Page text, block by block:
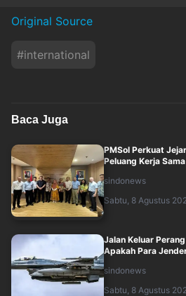
Original Source
#international
Baca Juga
PMSol Perkuat
Peluang Kerja
sindonews
Sabtu, 8 Agustus
Jalan Keluar
Apakah Para
sindonews
Sabtu, 8 Agustus